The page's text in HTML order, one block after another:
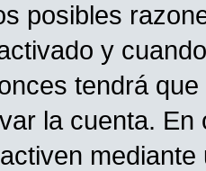
posibles
y
tendrá
la cuenta.